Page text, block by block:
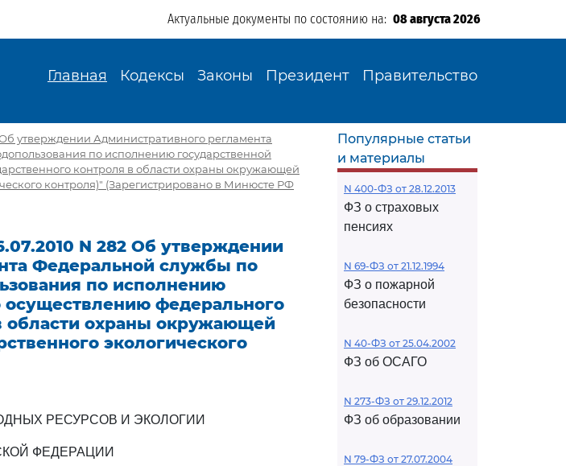
Актуальные документы по состоянию на: 08 августа 2026
Главная Кодексы Законы Президент Правительство
утверждении Административного регламента
по исполнению государственной
контроля в области охраны окружающей
контроля)" (Зарегистрировано в Минюсте РФ
N 282 Об утверждении
Федеральной службы по
по исполнению
осуществлению федерального
области охраны окружающей
экологического
РЕСУРСОВ И ЭКОЛОГИИ
ФЕДЕРАЦИИ
Популярные статьи
и материалы
N 400-ФЗ от 28.12.2013
ФЗ о страховых
пенсиях
N 69-ФЗ от 21.12.1994
ФЗ о пожарной
безопасности
N 40-ФЗ от 25.04.2002
ФЗ об ОСАГО
N 273-ФЗ от 29.12.2012
ФЗ об образовании
N 79-ФЗ от 27.07.2004